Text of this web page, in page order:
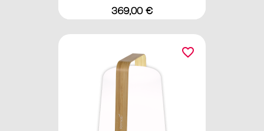
Preis
369,00 €
favorite_border